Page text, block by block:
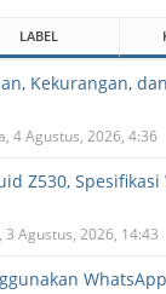
LABEL
Kekurangan,
4 Agustus, 2026, 4:36
Z530, Spesifikasi
Agustus, 2026, 14:43